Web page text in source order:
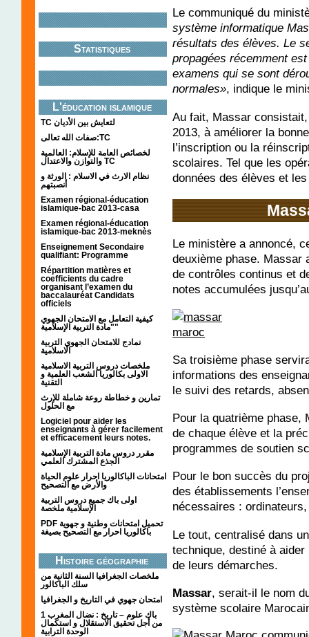
Statistiques
L'éducation islamique
TC لتعايش بين الأديان
صفات الله تعالى:TC
لخصائص العامة للإسلام: العالمية
والتوازن والاعتدال TC
نظام الارث في الاسلام : الورثة و
أنصبتهم
Examen régional-éducation
islamique-bac 2013-casa
Examen régional-éducation
islamique-bac 2013-meknès
Enseignement Secondaire
qualifiant: Programme
Répartition matières et
coefficients du cadre
organisant l’examen du
baccalauréat Candidats
officiels
كيفية التعامل مع الامتحان الجهوي
"مادة التربية الإسلامية"
نمادج للامتحان الجهوي التربية
الاسلامية
ملخصات دروس التربية الاسلامية
الاولى بكالوريا الشعب العلمية و
التقنية
تمارين و خطاطة روعة شاملة للإرث
مع الحلول
Logiciel pour aider les
enseignants à gérer facilement
et efficacement leurs notes.
مقرر دروس مادة التربية الإسلامية
الجذع المشترك العلمي
امتحانات الباكالوريا احرار علوم الحياة
والأرض مع التصحيح
اولى باك جميع دروس التربية
الإسلامية ملخصة
PDF تحميل امتحانات وطنية و جهوية
باكالوريا احرار مع التصحيح بصيغة
Histoire géographie
ملخصات الجغرافيا السنة الثانية من
سلك الباكالور
امتحان جهوي في التاريخ و الجغرافيا
1 باك علوم – تاريخ : نضال المغرب
من أجل تحقيق الاستقلال و استكمال
الوحدة الترابية
Le communiqué du
système informatique
résultats des élèves. Le
propagées récemment
examens qui se sont
normales», indique le
Au fait, Massar
2013, à améliorer la
l’inscription ou la
scolaires. Tel que les
données des élèves et
Le ministère a annoncé,
deuxième phase. Massar
de contrôles continus et
notes accumulées
Sa troisième phase
informations des
le suivi des retards,
Pour la quatrième phase,
de chaque élève et la
programmes de soutien
Pour le bon succès du
des établissements
nécessaires :
Le tout, centralisé dans
technique, destiné à
de leurs démarches.
Massar, serait-il le nom
système scolaire